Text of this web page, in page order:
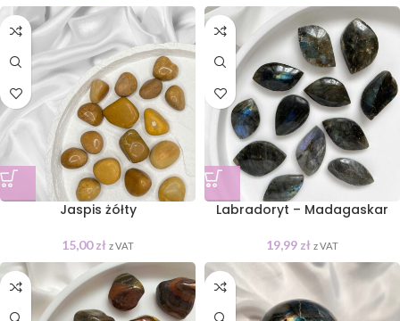
Jaspis żółty
15,00zł z VAT
Labradoryt – Madagaskar
19,99 zł z VAT